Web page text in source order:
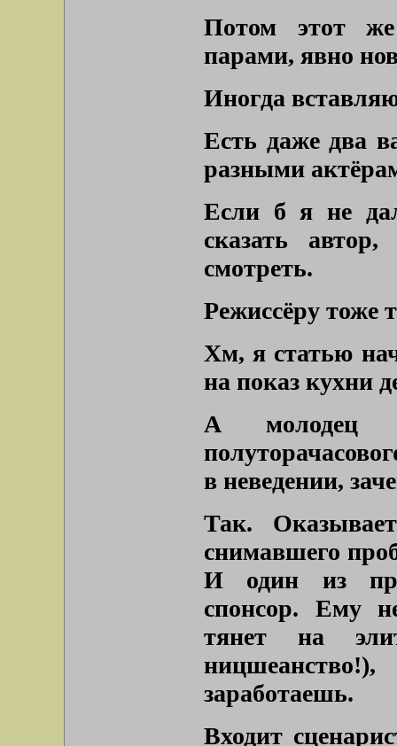
Потом этот
парами, явно
Иногда
Есть даже два
разными
Если б я не
сказать
смотреть.
Режиссёру тоже
Хм, я статью
на показ кухни
А молодец
в неведении,
Так.
снимавшего
И один из
спонсор. Ему
тянет на
заработаешь.
Входит